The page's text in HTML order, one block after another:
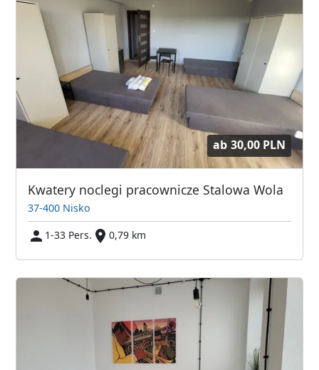
ab 30,00 PLN
Kwatery noclegi pracownicze Stalowa Wola
37-400 Nisko
1-33 Pers.
0,79 km